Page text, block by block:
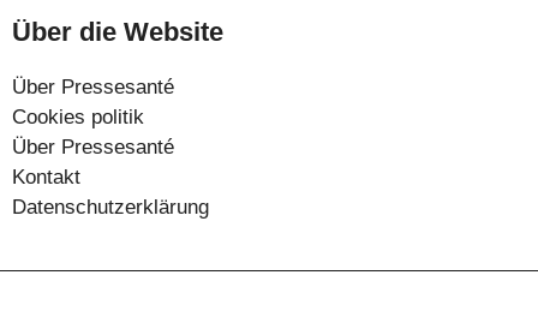
Über die Website
Über Pressesanté
Cookies politik
Über Pressesanté
Kontakt
Datenschutzerklärung